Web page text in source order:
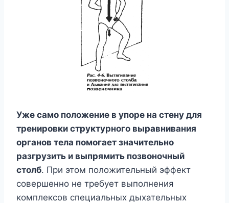
Уже само положение в упоре на стену для
тренировки структурного выравнивания
органов тела помогает значительно
разгрузить и выпрямить позвоночный
столб. При этом положительный эффект
совершенно не требует выполнения
комплексов специальных дыхательных